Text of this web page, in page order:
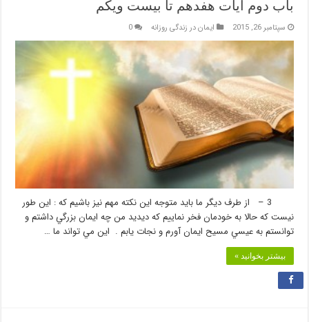
باب دوم آيات هفدهم تا بيست ويكم
سپتامبر 26, 2015 ایمان در زندگی روزانه 0
3 – از طرف ديگر ما بايد متوجه اين نكته مهم نيز باشيم كه : اين طور
نيست كه حالا به خودمان فخر نماييم كه ديديد من چه ايمان بزرگي داشتم و
توانستم به عيسي مسيح ايمان آورم و نجات يابم . اين مي تواند ما …
بیشتر بخوانید »